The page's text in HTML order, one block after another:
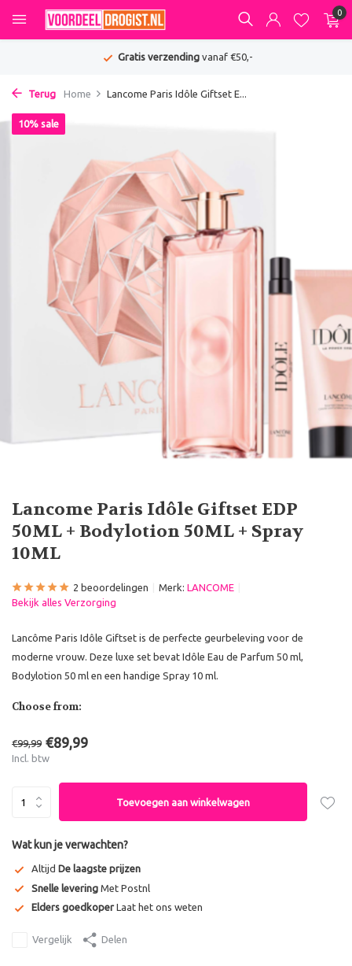
0
Gratis verzendingvanaf €50,-
Terug Home Lancome Paris Idôle Giftset E...
Lancome Paris Idôle Giftset EDP
50ML + Bodylotion 50ML + Spray
10ML
10% sale
2 beoordelingen Merk: LANCOME
Bekijk alles Verzorging
Lancôme Paris Idôle Giftset is de perfecte geurbeleving voor de
moderne vrouw. Deze luxe set bevat Idôle Eau de Parfum 50 ml,
Bodylotion 50 ml en een handige Spray 10 ml.
Choose from:
€99,99 €89,99
Incl. btw
Toevoegen aan winkelwagen
Wat kun je verwachten?
Altijd De laagste prijzen
Snelle levering Met Postnl
Elders goedkoper Laat het ons weten
Vergelijk Delen